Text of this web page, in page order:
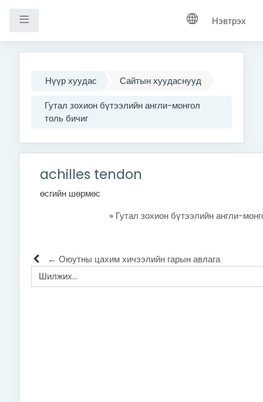
Хажуугийн самбар Нэвтрэх
Нүүр хуудас
Сайтын хуудаснууд
Гутал зохион бүтээлийн англи-монгол
толь бичиг
achilles tendon
өсгийн шөрмөс
» Гутал зохион бүтээлийн англи-
← Оюутны цахим хичээлийн гарын авлага
Шилжих...